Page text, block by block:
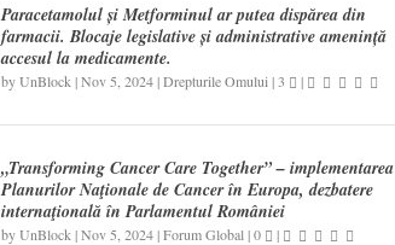
Paracetamolul și Metforminul ar putea dispărea din
farmacii. Blocaje legislative și administrative amenință
accesul la medicamente.
byUnBlock |Nov 5, 2024|Drepturile Omului |3 |
„Transforming Cancer Care Together” – implementarea
Planurilor Naţionale de Cancer în Europa, dezbatere
internaţională în Parlamentul României
byUnBlock |Nov 5, 2024|Forum Global |0 |